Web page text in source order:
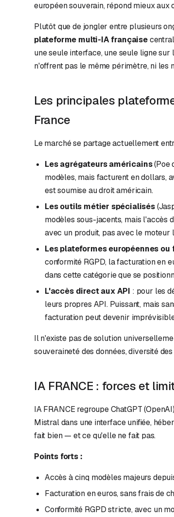
européen souverain, répond mieux
Plutôt que de jongler entre plusieurs
plateforme multi-IA française
une seule interface, une seule ligne
n'offrent pas le même périmètre, ni les
Les principales
France
Le marché se partage actuellement
Les agrégateurs américains(Poe
modèles, mais facturent en dollars,
est soumise au droit américain.
Les outils métier spécialisés
modèles sous-jacents, mais l'accès
avec un produit, pas avec le moteur
Les plateformes européennes ou
conformité RGPD, la facturation en
dans cette catégorie que se
L'accès direct aux API : pour les
leurs propres API. Puissant, mais
facturation peut devenir
Il n'existe pas de solution
souveraineté des données, diversité
IA FRANCE : forces et
IA FRANCE regroupe ChatGPT
Mistral dans une interface unifiée,
fait bien — et ce qu'elle ne fait pas.
Points forts :
Accès à cinq modèles majeurs
Facturation en euros, sans frais de
Conformité RGPD stricte, avec un